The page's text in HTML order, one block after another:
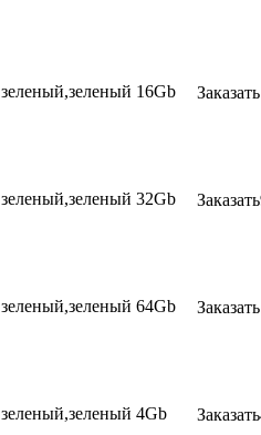
зеленый,зеленый 16Gb Заказать
зеленый,зеленый 32Gb Заказать
зеленый,зеленый 64Gb Заказать
зеленый,зеленый 4Gb Заказать